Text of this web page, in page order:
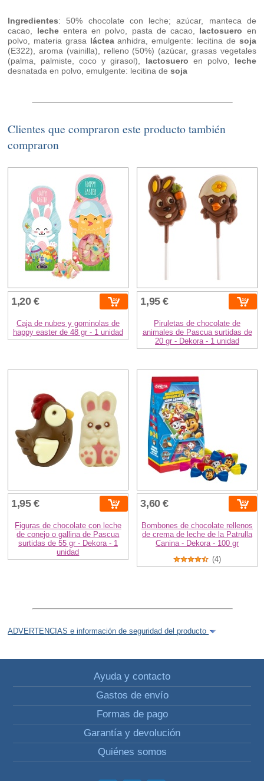
Ingredientes: 50% chocolate con leche; azúcar, manteca de
cacao, lecheentera en polvo, pasta de cacao, lactosuero en
polvo, materia grasa lácteaanhidra, emulgente: lecitina de soja
(E322), aroma (vainilla), relleno (50%) (azúcar, grasas vegetales
(palma, palmiste, coco y girasol), lactosuero en polvo, leche
desnatada en polvo, emulgente: lecitina desoja
Clientes que compraron este producto también
compraron
1,20 €
Caja de nubes y gominolas de
happy easter de 48 gr - 1 unidad
1,95 €
Piruletas de chocolate de
animales de Pascua surtidas de
20 gr - Dekora - 1 unidad
1,95 €
Figuras de chocolate con leche
de conejo o gallina de Pascua
surtidas de 55 gr - Dekora - 1
unidad
3,60 €
Bombones de chocolate rellenos
de crema de leche de la Patrulla
Canina - Dekora - 100 gr
(4)
ADVERTENCIAS e información de seguridad del producto
Ayuda y contacto
Gastos de envío
Formas de pago
Garantía y devolución
Quiénes somos